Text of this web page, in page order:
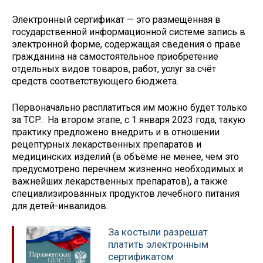
Электронный сертификат — это размещённая в
государственной информационной системе запись в
электронной форме, содержащая сведения о праве
гражданина на самостоятельное приобретение
отдельных видов товаров, работ, услуг за счёт
средств соответствующего бюджета.
Первоначально расплатиться им можно будет только
за ТСР. На втором этапе, с 1 января 2023 года, такую
практику предложено внедрить и в отношении
рецептурных лекарственных препаратов и
медицинских изделий (в объёме не менее, чем это
предусмотрено перечнем жизненно необходимых и
важнейших лекарственных препаратов), а также
специализированных продуктов лечебного питания
для детей-инвалидов.
За костыли разрешат
платить электронным
сертификатом